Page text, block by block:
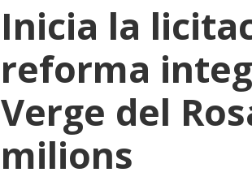
Inicia la
reforma
Verge del
milions